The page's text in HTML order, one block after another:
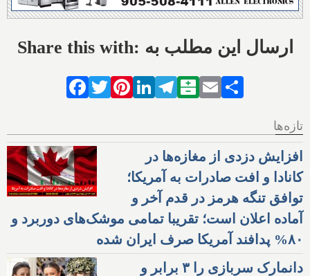
Share this with: ارسال این مطلب به
Facebook
TwitterPinterestLinkedIn
Telegram
Balatarin
Email
تازه‌ها
افزایش دزدی از مغازه‌ها در
کانادا و افت صادرات به آمریکا؛
توافق تنگه هرمز در قدم آخر و
آماده اعلان است؛ تقریبا تمامی موشک‌های دوربرد و
۸۰% پدافند آمریکا صرف ایران شده
دانمارک سربازی را ۳ برابر و